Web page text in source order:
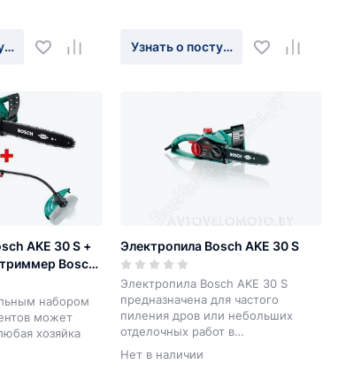
Узнать о поступлении
AKE 30 S +
Bosch
набором
может
хозяйка
Электропила Bosch AKE 30 S
Электропила Bosch AKE 30 S
предназначена для частого
пиления дров или небольших
отделочных работ в
строительстве.
Нет в наличии